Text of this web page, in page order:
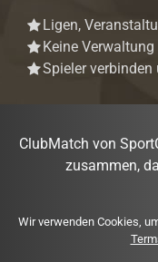
Ligen,
Keine Verwaltung
Spieler verbinden
ClubMatch von
zusammen,
Wir verwenden Cookies,